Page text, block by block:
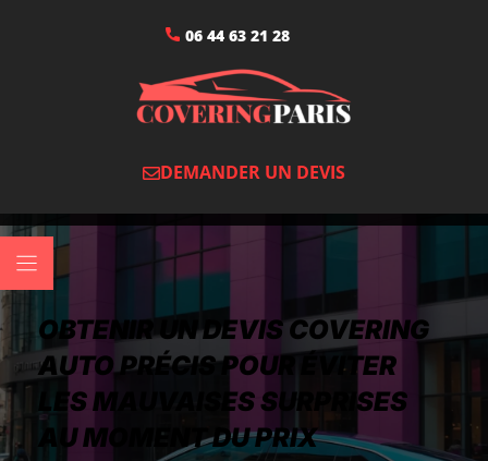
06 44 63 21 28
DEMANDER UN DEVIS
OBTENIR UN DEVIS COVERING
AUTO PRÉCIS POUR ÉVITER
LES MAUVAISES SURPRISES
AU MOMENT DU PRIX